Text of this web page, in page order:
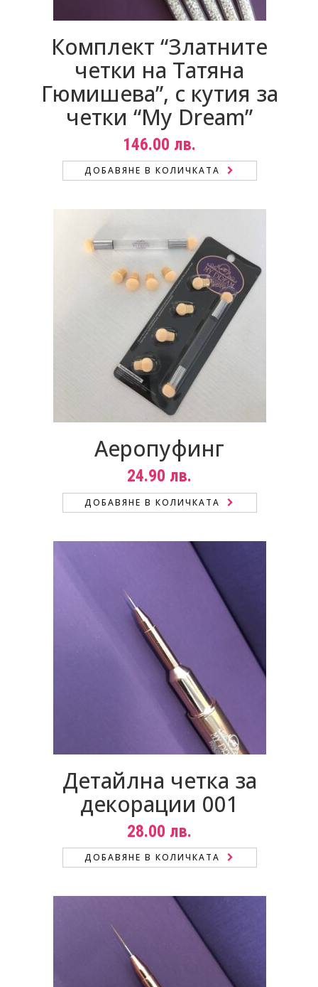
Фрези
Консумативи
Комплект “Златните
четки на Татяна
Гюмишева”, с кутия за
четки “My Dream”
146.00 лв.
ДОБАВЯНЕ В КОЛИЧКАТА
Аеропуфинг
24.90 лв.
ДОБАВЯНЕ В КОЛИЧКАТА
Детайлна четка за
декорации 001
28.00 лв.
ДОБАВЯНЕ В КОЛИЧКАТА